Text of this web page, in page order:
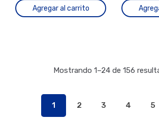
Agregar al carrito
Mostrando 1–24 de 156
1 2 3 4 5